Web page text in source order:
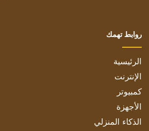
روابط تهمك
الرئيسية
الإنترنت
كمبيوتر
الأجهزة
الذكاء المنزلي